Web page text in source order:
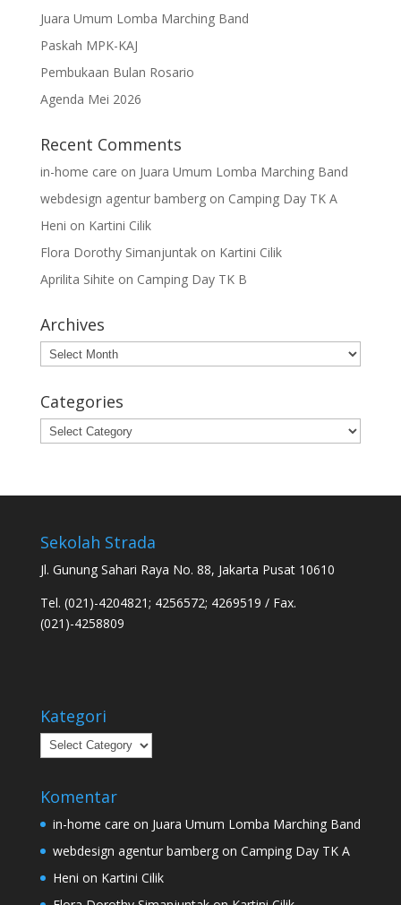
Juara Umum Lomba Marching Band
Paskah MPK-KAJ
Pembukaan Bulan Rosario
Agenda Mei 2026
Recent Comments
in-home care on Juara Umum Lomba Marching Band
webdesign agentur bambergon Camping Day TK A
Heni on Kartini Cilik
Flora Dorothy Simanjuntakon Kartini Cilik
Aprilita Sihite on Camping Day TK B
Archives
Archives
Categories
Categories
Sekolah Strada
Jl. Gunung Sahari Raya No. 88, Jakarta Pusat 10610
Tel. (021)-4204821; 4256572; 4269519 / Fax.
(021)-4258809
Kategori
Kategori
Komentar
in-home care on Juara Umum Lomba Marching Band
webdesign agentur bambergon Camping Day TK A
Heni on Kartini Cilik